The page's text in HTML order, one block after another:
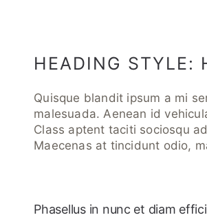
HEADING STYLE:
Quisque blandit ipsum a mi
malesuada. Aenean id
Class aptent taciti sociosqu
Maecenas at tincidunt odio,
Phasellus in nunc et diam